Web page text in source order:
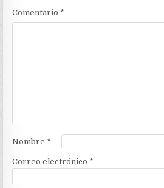
Comentario *
Nombre *
Correo electrónico *